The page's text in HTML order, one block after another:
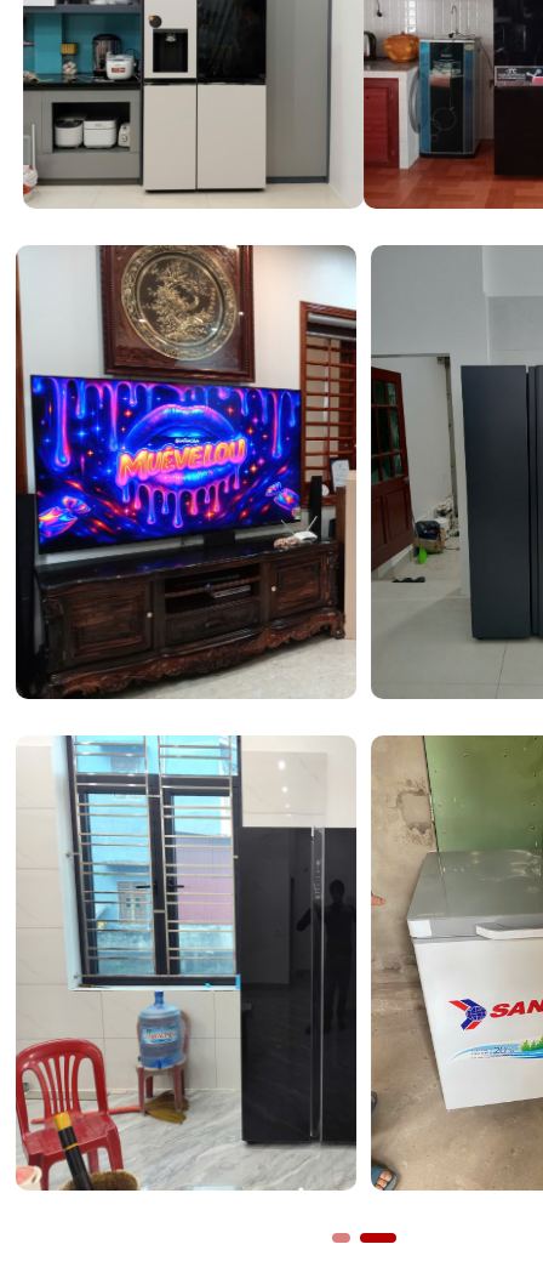
Độ bền vượt trội với dàn tản nhiệt chống ăn
tăng khả năng chống lại mưa axit và sự ăn mòn của
là lớp màng thấm nước giúp chống rỉ sét do nước
bảo hiệu suất trao đổi nhiệt luôn ổn định sau nhiều
Tư vấn: Sản phẩm này phù hợp với
Với công suất12000 BTU (tương đương 1.5 HP), sản
kế tối ưu cho những không gian có diện tích từ
Dựa trên đặc tính là dòng điều hòa hai chiều, đây là sự
cho:
Gia đình có trẻ nhỏ và người già: Cần một môi trường
quanh năm và không gian sạch khuẩn.
Khu vực miền Bắc và Bắc Trung Bộ: Nơi có mùa hè